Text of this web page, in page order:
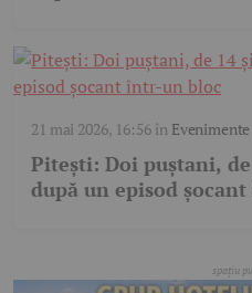
21 mai 2026, 16:56în Evenimente
Pitești: Doi puștani,
după un episod